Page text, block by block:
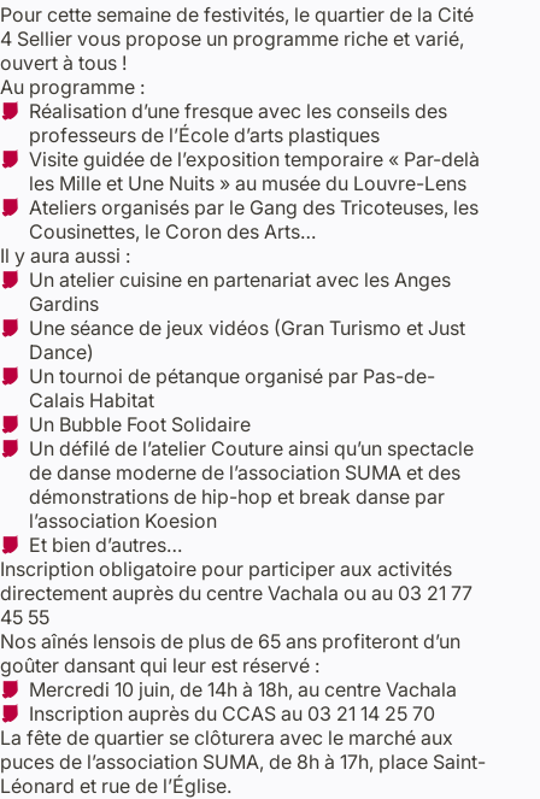
Pour cette semaine de festivités, le quartier de la Cité
4 Sellier vous propose un programme riche et varié,
ouvert à tous !
Au programme :
Réalisation d’une fresque avec les conseils des
professeurs de l’École d’arts plastiques
Visite guidée de l’exposition temporaire « Par-delà
les Mille et Une Nuits » au musée du Louvre-Lens
Ateliers organisés par le Gang des Tricoteuses, les
Cousinettes, le Coron des Arts…
Il y aura aussi :
Un atelier cuisine en partenariat avec les Anges
Gardins
Une séance de jeux vidéos (Gran Turismo et Just
Dance)
Un tournoi de pétanque organisé par Pas-de-
Calais Habitat
Un Bubble Foot Solidaire
Un défilé de l’atelier Couture ainsi qu’un spectacle
de danse moderne de l’association SUMA et des
démonstrations de hip-hop et break danse par
l’association Koesion
Et bien d’autres…
Inscription obligatoire pour participer aux activités
directement auprès du centre Vachala ou au 03 21 77
45 55
Nos aînés lensois de plus de 65 ans profiteront d’un
goûter dansant qui leur est réservé :
Mercredi 10 juin, de 14h à 18h, au centre Vachala
Inscription auprès du CCAS au 03 21 14 25 70
La fête de quartier se clôturera avec le marché aux
puces de l’association SUMA, de 8h à 17h, place Saint-
Léonard et rue de l’Église.